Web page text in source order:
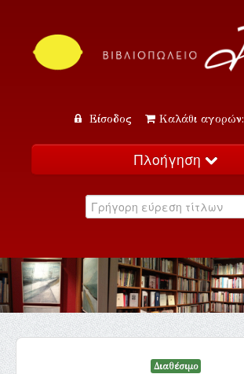
Είσοδος Καλάθι αγορών:
Πλοήγηση
Κατάλογος
Εκδηλώσεις
Επικοινωνία
Διαθέσιμο